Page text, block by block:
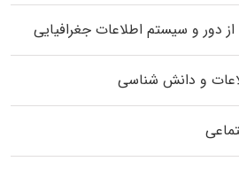
دور و سیستم اطلاعات جغرافیایی
و دانش شناسی